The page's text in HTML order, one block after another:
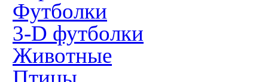
Футболки
3-D футболки
Животные